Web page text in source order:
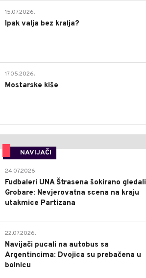
15.07.2026.
Ipak valja bez kralja?
17.05.2026.
Mostarske kiše
NAVIJAČI
24.07.2026.
Fudbaleri UNA Štrasena šokirano gledali
Grobare: Nevjerovatna scena na kraju
utakmice Partizana
22.07.2026.
Navijači pucali na autobus sa
Argentincima: Dvojica su prebačena u
bolnicu